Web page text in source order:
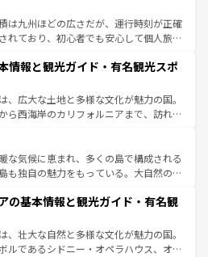
。
ひ体験してほしい。 なお、新着の
テンツ一覧を参照してほしい。
魅力がある。また、優雅なアフタヌーン
きにはたまらない英国パブ、サッカー観
らこそできる体験も豊富。イギリスを旅
てほしい。
は九州ほどの広さだが、運行時刻が正確
れており、初心者でも安心して個人旅行
残る町や、スイスならではのユニークな
ルプス観光だけでなく町歩きも満喫する
民の所得が高いため物価も高いが、旅行
提供のサービスもあり、うまく活用すれ
情報と観光ガイド・有名観光スポ
、広大な土地と多様な文化が魅力の国。
ら西海岸のカリフォルニアまで、訪れる
は、観光、ショッピング、エンターテイ
た刺激的なスポットだ。一方、アメリカ
広がり、グランドキャニオンやイエロー
ンズでは、音楽と美食が融合した独特の
者はアメリカの各地域で異なる魅力を楽
多様性と豊かな歴史を感じることができ
ロードトリップや列車の旅も、アメリカ
な気候に恵まれ、多くの島で構成される
も独自の魅力をもっている。大自然の神
い。また、定番の観光地といえばオアフ
然を求めるならマウイ島やカウアイ島が
ルドグリーンに輝く海をはじめ、豊かな
いている。「アロハスピリット」と呼ば
の基本情報と観光ガイド・有名観
、壮大な自然と多様な文化が魅力の国。
ルであるシドニー・オペラハウス、オー